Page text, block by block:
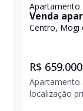
Apartamento
Venda
Cruzes -
Centro, Mogi
R$
Apartamento
localização